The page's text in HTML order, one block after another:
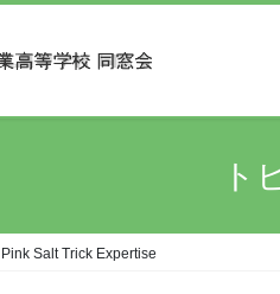
ト
Salt Trick Expertise